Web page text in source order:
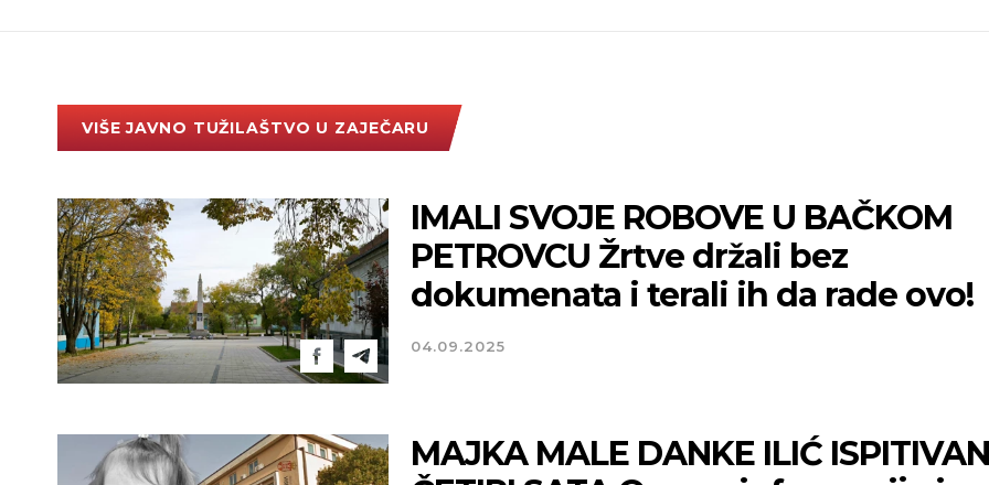
VIŠE JAVNO TUŽILAŠTVO U ZAJEČARU
IMALI SVOJE ROBOVE U BAČKOM
PETROVCU Žrtve držali bez
dokumenata i terali ih da rade ovo!
04.09.2025
MAJKA MALE DANKE ILIĆ